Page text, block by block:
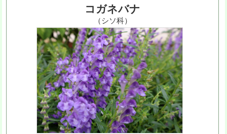
コガネバナ
（シソ科）